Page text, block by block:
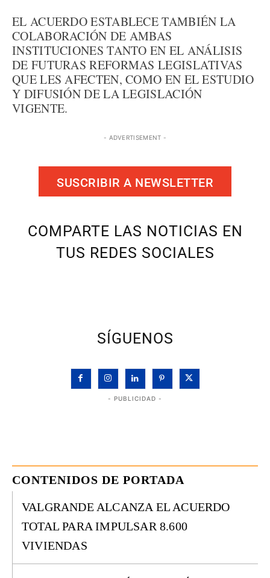
EL ACUERDO ESTABLECE TAMBIÉN LA
COLABORACIÓN DE AMBAS
INSTITUCIONES TANTO EN EL ANÁLISIS
DE FUTURAS REFORMAS LEGISLATIVAS
QUE LES AFECTEN, COMO EN EL ESTUDIO
Y DIFUSIÓN DE LA LEGISLACIÓN
VIGENTE.
- ADVERTISEMENT -
SUSCRIBIR A NEWSLETTER
COMPARTE LAS NOTICIAS EN
TUS REDES SOCIALES
SÍGUENOS
- PUBLICIDAD -
CONTENIDOS DE PORTADA
VALGRANDE ALCANZA EL ACUERDO
TOTAL PARA IMPULSAR 8.600
VIVIENDAS